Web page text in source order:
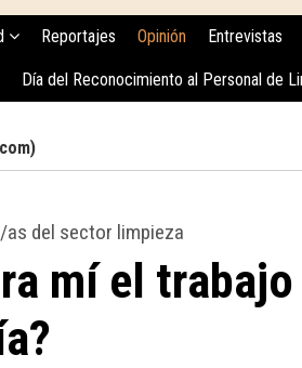
Reportajes Opinión Entrevistas
Día del Reconocimiento al Personal de
del sector limpieza
mí el